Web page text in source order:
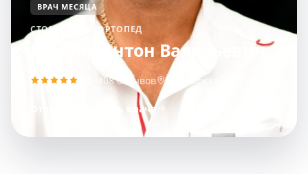
ВРАЧ МЕСЯЦА
СТОМАТОЛОГ-ОРТОПЕД
Иванов Антон Валерьевич
· 408 отзывов Приморский район
Открыть профиль врача